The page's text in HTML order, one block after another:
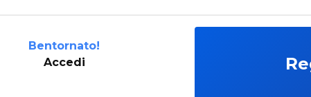
Bentornato!
Accedi